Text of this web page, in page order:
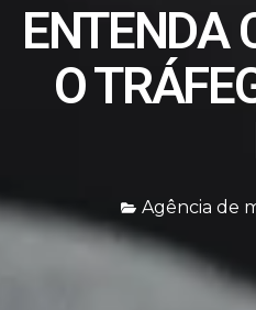
ENTENDA
O
Agência de